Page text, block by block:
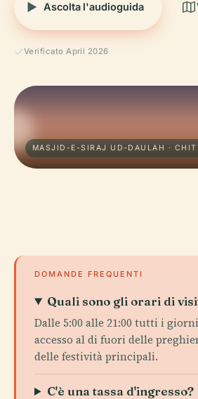
Ascolta l'audioguida
Verificato April 2026
MASJID-E-SIRAJ UD-DAULAH ·
DOMANDE FREQUENTI
Quali sono gli orari di
Dalle 5:00 alle 21:00 tutti i
accesso al di fuori delle
delle festività principali.
C'è una tassa d'ingresso?